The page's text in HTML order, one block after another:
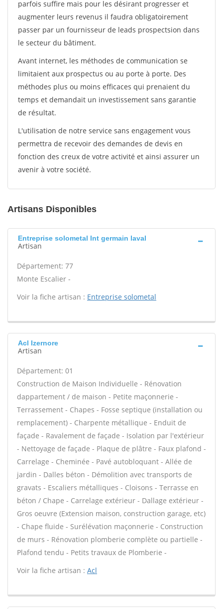
parfois suffire mais pour les désirant progresser et
augmenter leurs revenus il faudra obligatoirement
passer par un fournisseur de leads prospectsion dans
le secteur du bâtiment.
Avant internet, les méthodes de communication se
limitaient aux prospectus ou au porte à porte. Des
méthodes plus ou moins efficaces qui prenaient du
temps et demandait un investissement sans garantie
de résultat.
L'utilisation de notre service sans engagement vous
permettra de recevoir des demandes de devis en
fonction des creux de votre activité et ainsi assurer un
avenir à votre société.
Artisans Disponibles
Entreprise solometal Int germain laval
Artisan
Département: 77
Monte Escalier -
Voir la fiche artisan : Entreprise solometal
Acl Izernore
Artisan
Département: 01
Construction de Maison Individuelle - Rénovation
dappartement / de maison - Petite maçonnerie -
Terrassement - Chapes - Fosse septique (installation ou
remplacement) - Charpente métallique - Enduit de
façade - Ravalement de façade - Isolation par l'extérieur
- Nettoyage de façade - Plaque de plâtre - Faux plafond -
Carrelage - Cheminée - Pavé autobloquant - Allée de
jardin - Dalles béton - Démolition avec transports de
gravats - Escaliers métalliques - Cloisons - Terrasse en
béton / Chape - Carrelage extérieur - Dallage extérieur -
Gros oeuvre (Extension maison, construction garage, etc)
- Chape fluide - Surélévation maçonnerie - Construction
de murs - Rénovation plomberie complète ou partielle -
Plafond tendu - Petits travaux de Plomberie -
Voir la fiche artisan : Acl